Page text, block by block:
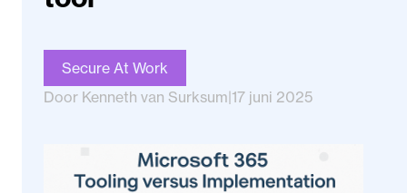
Secure At Work
Door Kenneth van Surksum 17 juni 2025